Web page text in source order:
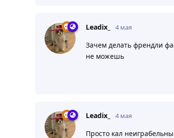
Leadix_ 4 мая
Зачем делать френдли
не можешь
Leadix_ 4 мая
Просто кал